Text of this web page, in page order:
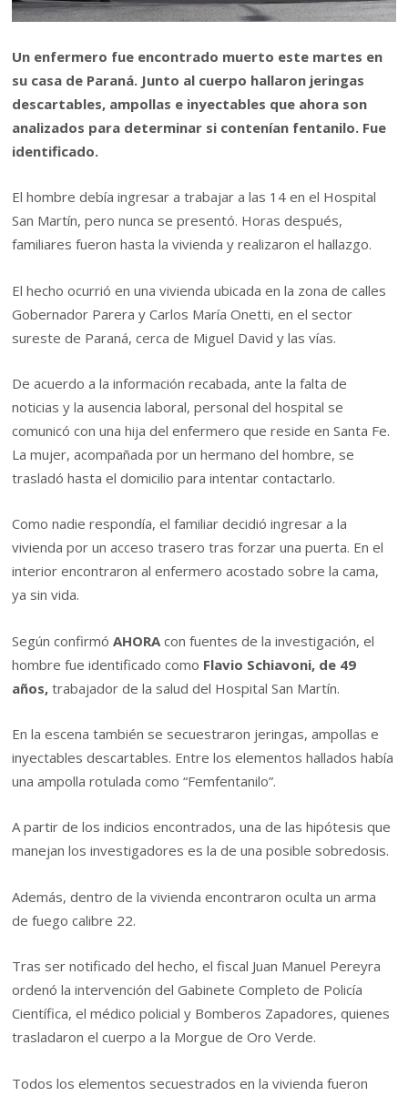
Un enfermero fue encontrado muerto este martes en
su casa de Paraná. Junto al cuerpo hallaron jeringas
descartables, ampollas e inyectables que ahora son
analizados para determinar si contenían fentanilo. Fue
identificado.
El hombre debía ingresar a trabajar a las 14 en el Hospital
San Martín, pero nunca se presentó. Horas después,
familiares fueron hasta la vivienda y realizaron el hallazgo.
El hecho ocurrió en una vivienda ubicada en la zona de calles
Gobernador Parera y Carlos María Onetti, en el sector
sureste de Paraná, cerca de Miguel David y las vías.
De acuerdo a la información recabada, ante la falta de
noticias y la ausencia laboral, personal del hospital se
comunicó con una hija del enfermero que reside en Santa Fe.
La mujer, acompañada por un hermano del hombre, se
trasladó hasta el domicilio para intentar contactarlo.
Como nadie respondía, el familiar decidió ingresar a la
vivienda por un acceso trasero tras forzar una puerta. En el
interior encontraron al enfermero acostado sobre la cama,
ya sin vida.
Según confirmóAHORA con fuentes de la investigación, el
hombre fue identificado como Flavio Schiavoni, de 49
años, trabajador de la salud del Hospital San Martín.
En la escena también se secuestraron jeringas, ampollas e
inyectables descartables. Entre los elementos hallados había
una ampolla rotulada como “Femfentanilo”.
A partir de los indicios encontrados, una de las hipótesis que
manejan los investigadores es la de una posible sobredosis.
Además, dentro de la vivienda encontraron oculta un arma
de fuego calibre 22.
Tras ser notificado del hecho, el fiscal Juan Manuel Pereyra
ordenó la intervención del Gabinete Completo de Policía
Científica, el médico policial y Bomberos Zapadores, quienes
trasladaron el cuerpo a la Morgue de Oro Verde.
Todos los elementos secuestrados en la vivienda fueron